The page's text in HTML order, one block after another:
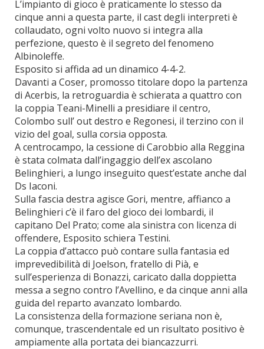
L’impianto di gioco è praticamente lo stesso da
cinque anni a questa parte, il cast degli interpreti è
collaudato, ogni volto nuovo si integra alla
perfezione, questo è il segreto del fenomeno
Albinoleffe.
Esposito si affida ad un dinamico 4-4-2.
Davanti a Coser, promosso titolare dopo la partenza
di Acerbis, la retroguardia è schierata a quattro con
la coppia Teani-Minelli a presidiare il centro,
Colombo sull’ out destro e Regonesi, il terzino con il
vizio del goal, sulla corsia opposta.
A centrocampo, la cessione di Carobbio alla Reggina
è stata colmata dall’ingaggio dell’ex ascolano
Belinghieri, a lungo inseguito quest’estate anche dal
Ds Iaconi.
Sulla fascia destra agisce Gori, mentre, affianco a
Belinghieri c’è il faro del gioco dei lombardi, il
capitano Del Prato; come ala sinistra con licenza di
offendere, Esposito schiera Testini.
La coppia d’attacco può contare sulla fantasia ed
imprevedibilità di Joelson, fratello di Pià, e
sull’esperienza di Bonazzi, caricato dalla doppietta
messa a segno contro l’Avellino, e da cinque anni alla
guida del reparto avanzato lombardo.
La consistenza della formazione seriana non è,
comunque, trascendentale ed un risultato positivo è
ampiamente alla portata dei biancazzurri.